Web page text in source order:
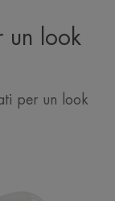
un look
per un look